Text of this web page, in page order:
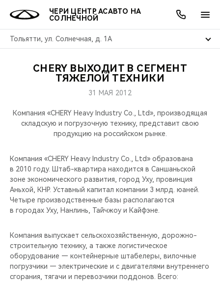
ЧЕРИ ЦЕНТР АСАВТО НА
СОЛНЕЧНОЙ
Тольятти, ул. Солнечная, д. 1А
МОДЕЛИ
КРОССОВЕРЫ
СЕДАНЫ
НОВИНКИ
ПОКУПАТЕЛЯМ
КРЕДИТ И СТРАХОВАНИЕ
ВЛАДЕЛЬЦАМ
ЗАПЧАСТИ И АКСЕССУАРЫ
CHERY CONNECT
МИР CHERY
О БРЕНДЕ
ЛЮДИ CHERY
БЛАГОТВОРИТЕЛЬНОСТЬ
CHERY И СПОРТ
НАШИ МЕРОПРИЯТИЯ
АКЦИИ
ОНЛАЙН СЕРВИСЫ
КРЕДИТ
О КОМПАНИИ
МЫ В СОЦСЕТЯХ
CHERY ВЫХОДИТ В СЕГМЕНТ
ТЯЖЕЛОЙ ТЕХНИКИ
31 МАЯ 2012
Компания «CHERY Heavy Industry Co., Ltd», производящая
складскую и погрузочную технику, представит свою
продукцию на российском рынке.
Компания «CHERY Heavy Industry Co., Ltd» образована
в 2010 году. Штаб-квартира находится в Саншаньской
зоне экономического развития, город Уху, провинция
Аньхой, КНР. Уставный капитал компании 3 млрд. юаней.
Четыре производственные базы располагаются
в городах Уху, Нанлинь, Тайчжоу и Кайфэне.
Компания выпускает сельскохозяйственную, дорожно-
строительную технику, а также логистическое
оборудование — контейнерные штабелеры, вилочные
погрузчики — электрические и с двигателями внутреннего
сгорания, тягачи и перевозчики поддонов. Всего: